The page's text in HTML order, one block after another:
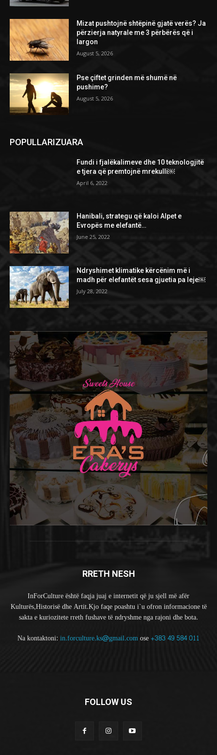
Mizat pushtojnë shtëpinë gjatë verës? Ja
përzierja natyrale me 3 përbërës që i
largon
August 5, 2026
Pse çiftet grinden më shumë në
pushime?
August 5, 2026
POPULLARIZUARA
Fundi i fjalëkalimeve dhe 10 teknologjitë
e tjera që premtojnë mrekulli￼
April 6, 2022
Hanibali, strategu që kaloi Alpet e
Evropës me elefantë…
June 25, 2022
Ndryshimet klimatike kërcënim më i
madh për elefantët sesa gjuetia pa leje￼
July 28, 2022
RRETH NESH
InForCulture është faqja juaj e internetit që ju sjell më afër
Kulturës,Historisë dhe Artit.Kjo faqe poashtu i`u ofron informacione të
sakta e kuriozitete rreth fushave të ndryshme nga rajoni dhe bota.
Na kontaktoni: in.forculture.ks@gmail.comose+383 49 584 011
FOLLOW US